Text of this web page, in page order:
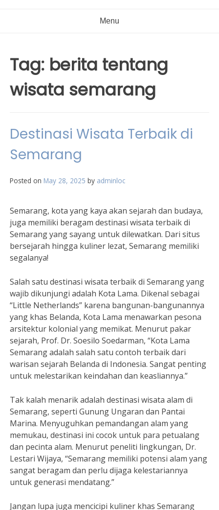
Menu
Tag: berita tentang
wisata semarang
Destinasi Wisata Terbaik di
Semarang
Posted on May 28, 2025 by adminloc
Semarang, kota yang kaya akan sejarah dan budaya,
juga memiliki beragam destinasi wisata terbaik di
Semarang yang sayang untuk dilewatkan. Dari situs
bersejarah hingga kuliner lezat, Semarang memiliki
segalanya!
Salah satu destinasi wisata terbaik di Semarang yang
wajib dikunjungi adalah Kota Lama. Dikenal sebagai
“Little Netherlands” karena bangunan-bangunannya
yang khas Belanda, Kota Lama menawarkan pesona
arsitektur kolonial yang memikat. Menurut pakar
sejarah, Prof. Dr. Soesilo Soedarman, “Kota Lama
Semarang adalah salah satu contoh terbaik dari
warisan sejarah Belanda di Indonesia. Sangat penting
untuk melestarikan keindahan dan keasliannya.”
Tak kalah menarik adalah destinasi wisata alam di
Semarang, seperti Gunung Ungaran dan Pantai
Marina. Menyuguhkan pemandangan alam yang
memukau, destinasi ini cocok untuk para petualang
dan pecinta alam. Menurut peneliti lingkungan, Dr.
Lestari Wijaya, “Semarang memiliki potensi alam yang
sangat beragam dan perlu dijaga kelestariannya
untuk generasi mendatang.”
Jangan lupa juga mencicipi kuliner khas Semarang